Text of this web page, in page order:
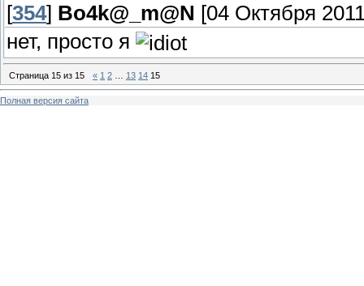
[354] Bo4k@_m@N [04 Октября
нет, просто я
Страница 15 из 15 « 1 2 13 14 15
Полная версия сайта